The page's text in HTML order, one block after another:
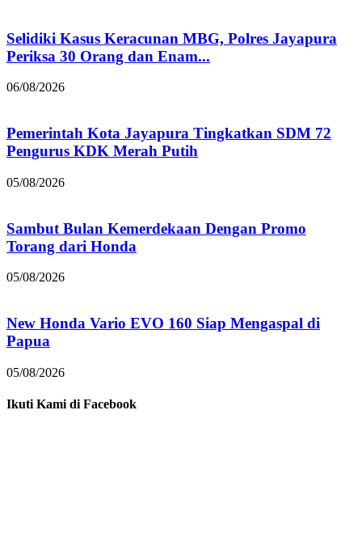
Selidiki Kasus Keracunan MBG, Polres Jayapura
Periksa 30 Orang dan Enam...
06/08/2026
Pemerintah Kota Jayapura Tingkatkan SDM 72
Pengurus KDK Merah Putih
05/08/2026
Sambut Bulan Kemerdekaan Dengan Promo
Torang dari Honda
05/08/2026
New Honda Vario EVO 160 Siap Mengaspal di
Papua
05/08/2026
Ikuti Kami di Facebook